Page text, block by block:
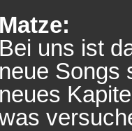
Matze:
Bei uns ist
neue Songs
neues